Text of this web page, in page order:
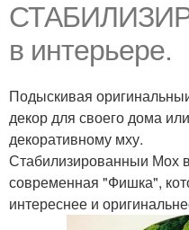
в интерьере.
Подыскивая
декор для своего дома
декоративному мху.
Стабилизированныи Мох
современная "Фишка",
интереснее и